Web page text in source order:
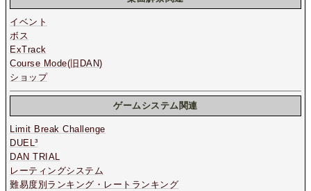
イベント
ボス
ExTrack
Course Mode(旧DAN)
ショップ
ゲームシステム関連
Limit Break Challenge
DUEL³
DAN TRIAL
レーティングシステム
難易度別ランキング・レートランキング